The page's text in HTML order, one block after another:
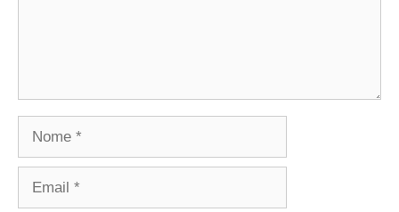
Nome
Email